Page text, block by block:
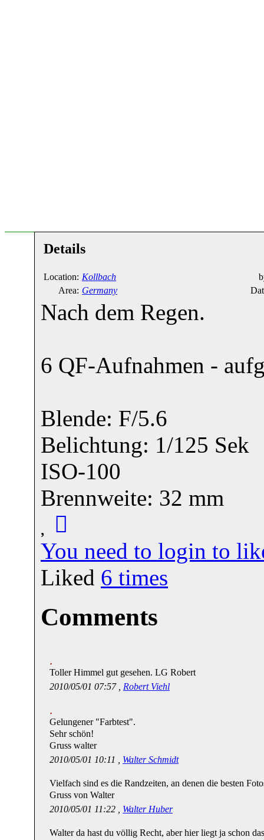
Details
Location: Kollbach
Area: Germany
Nach dem Regen.
6 QF-Aufnahmen -
Blende: F/5.6
Belichtung: 1/125 Sek
ISO-100
Brennweite: 32 mm
You need to login to
Liked 6 times
Comments
Toller Himmel gut gesehen. LG Robert
2010/05/01 07:57 , Robert Viehl
Gelungener "Farbtest".
Sehr schön!
Gruss walter
2010/05/01 10:11 , Walter Schmidt
Vielfach sind es die Randzeiten, an denen die besten
Gruss von Walter
2010/05/01 11:22 , Walter Huber
Walter da hast du völlig Recht, aber hier liegt ja schon